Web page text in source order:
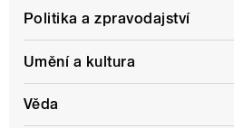
Politika a zpravodajství
Umění a kultura
Věda